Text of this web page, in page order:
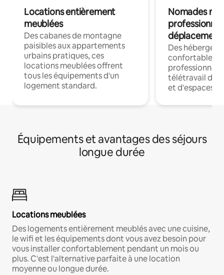
Locations entièrement
meublées
Des cabanes de montagne
paisibles aux appartements
urbains pratiques, ces
locations meublées offrent
tous les équipements d'un
logement standard.
Nomades
déplacement
Des
confortables
professionnels
télétravail
et d'espaces
Équipements et avantages des séjours
longue durée
Locations meublées
Des logements entièrement meublés avec une cuisine,
le wifi et les équipements dont vous avez besoin pour
vous installer confortablement pendant un mois ou
plus. C'est l'alternative parfaite à une location
moyenne ou longue durée.